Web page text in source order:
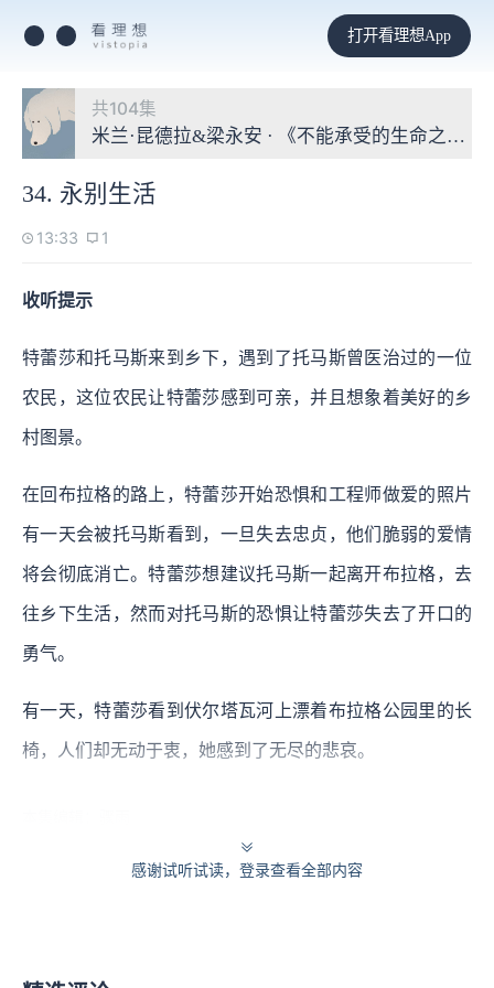
打开看理想App
共104集
米兰·昆德拉&梁永安 · 《不能承受的生命之轻》
34. 永别生活
13:33 1
收听提示
特蕾莎和托马斯来到乡下，遇到了托马斯曾医治过的一位
农民，这位农民让特蕾莎感到可亲，并且想象着美好的乡
村图景。
在回布拉格的路上，特蕾莎开始恐惧和工程师做爱的照片
有一天会被托马斯看到，一旦失去忠贞，他们脆弱的爱情
将会彻底消亡。特蕾莎想建议托马斯一起离开布拉格，去
往乡下生活，然而对托马斯的恐惧让特蕾莎失去了开口的
勇气。
有一天，特蕾莎看到伏尔塔瓦河上漂着布拉格公园里的长
椅，人们却无动于衷，她感到了无尽的悲哀。
感谢试听试读，登录查看全部内容